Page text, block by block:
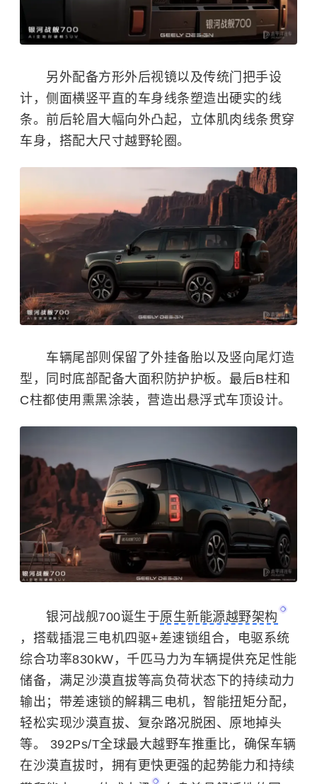
另外配备方形外后视镜以及传统门把手设
计，侧面横竖平直的车身线条塑造出硬实的线
条。前后轮眉大幅向外凸起，立体肌肉线条贯穿
车身，搭配大尺寸越野轮圈。
车辆尾部则保留了外挂备胎以及竖向尾灯造
型，同时底部配备大面积防护护板。最后B柱和
C柱都使用熏黑涂装，营造出悬浮式车顶设计。
银河战舰700诞生于原生新能源越野架构
，搭载插混三电机四驱+差速锁组合，电驱系统
综合功率830kW，千匹马力为车辆提供充足性能
储备，满足沙漠直拔等高负荷状态下的持续动力
输出；带差速锁的解耦三电机，智能扭矩分配，
轻松实现沙漠直拔、复杂路况脱困、原地掉头
等。 392Ps/T全球最大越野车推重比，确保车辆
在沙漠直拔时，拥有更快更强的起势能力和持续